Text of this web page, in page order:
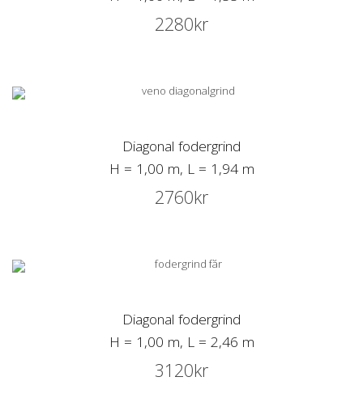
2280kr
Diagonal fodergrind
H = 1,00 m, L = 1,94 m
2760kr
Diagonal fodergrind
H = 1,00 m, L = 2,46 m
3120kr